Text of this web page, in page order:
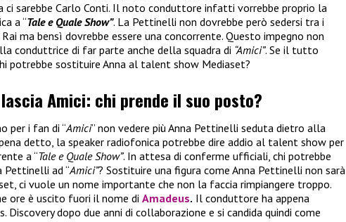
ci sarebbe Carlo Conti. Il noto conduttore infatti vorrebbe proprio la
a “Tale e Quale Show”. La Pettinelli non dovrebbe però sedersi tra i
ma bensì dovrebbe essere una concorrente. Questo impegno non
conduttrice di far parte anche della squadra di “Amici”. Se il tutto
potrebbe sostituire Anna al talent show Mediaset?
Amici: chi prende il suo posto?
per i fan di “Amici” non vedere più Anna Pettinelli seduta dietro alla
detto, la speaker radiofonica potrebbe dire addio al talent show per
a “Tale e Quale Show”. In attesa di conferme ufficiali, chi potrebbe
Pettinelli ad “Amici”? Sostituire una figura come Anna Pettinelli non sarà
ci vuole un nome importante che non la faccia rimpiangere troppo.
ore è uscito fuori il nome di Amadeus. Il conduttore ha appena
Discovery dopo due anni di collaborazione e si candida quindi come